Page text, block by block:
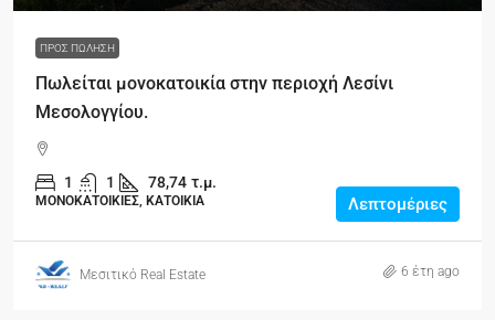
ΠΡΟΣ ΠΏΛΗΣΗ
Πωλείται μονοκατοικία στην περιοχή Λεσίνι
Μεσολογγίου.
1 1 78,74 τ.μ.
ΜΟΝΟΚΑΤΟΙΚΙΕΣ, ΚΑΤΟΙΚΙΑ Λεπτομέριες
Μεσιτικό Real Estate 6 έτη ago